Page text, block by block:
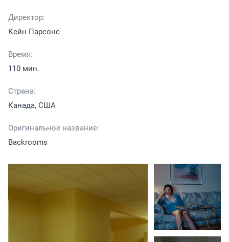
Директор:
Кейн Парсонс
Время:
110 мин.
Страна:
Канада, США
Оригинальное название:
Backrooms